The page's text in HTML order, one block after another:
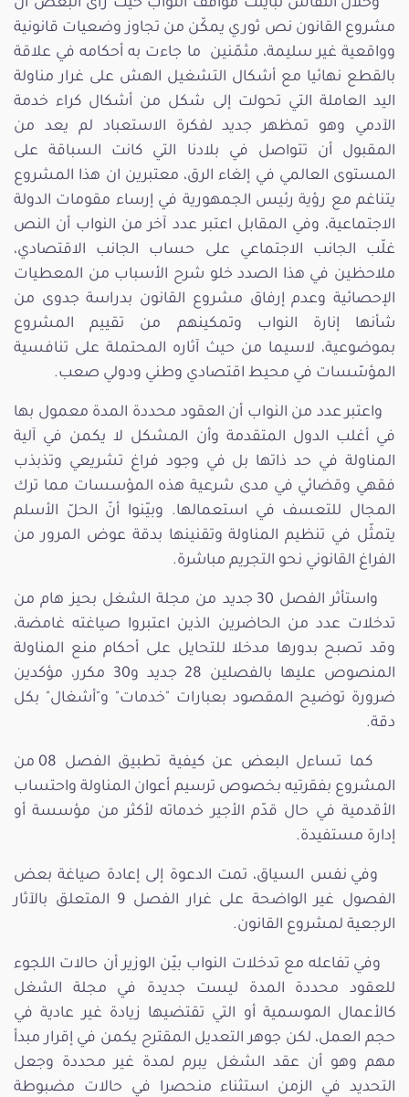
وخلال النقاش تباينت مواقف النواب حيث رأى البعض أن
مشروع القانون نص ثوري يمكّن من تجاوز وضعيات قانونية
وواقعية غير سليمة، مثمّنين ما جاءت به أحكامه في علاقة
بالقطع نهائيا مع أشكال التشغيل الهش على غرار مناولة
اليد العاملة التي تحولت إلى شكل من أشكال كراء خدمة
الآدمي وهو تمظهر جديد لفكرة الاستعباد لم يعد من
المقبول أن تتواصل في بلادنا التي كانت السباقة على
المستوى العالمي في إلغاء الرق، معتبرين ان هذا المشروع
يتناغم مع رؤية رئيس الجمهورية في إرساء مقومات الدولة
الاجتماعية، وفي المقابل اعتبر عدد آخر من النواب أن النص
غلّب الجانب الاجتماعي على حساب الجانب الاقتصادي،
ملاحظين في هذا الصدد خلو شرح الأسباب من المعطيات
الإحصائية وعدم إرفاق مشروع القانون بدراسة جدوى من
شأنها إنارة النواب وتمكينهم من تقييم المشروع
بموضوعية، لاسيما من حيث آثاره المحتملة على تنافسية
المؤسّسات في محيط اقتصادي وطني ودولي صعب.
واعتبر عدد من النواب أن العقود محددة المدة معمول بها
في أغلب الدول المتقدمة وأن المشكل لا يكمن في آلية
المناولة في حد ذاتها بل في وجود فراغ تشريعي وتذبذب
فقهي وقضائي في مدى شرعية هذه المؤسسات مما ترك
المجال للتعسف في استعمالها. وبيّنوا أنّ الحلّ الأسلم
يتمثّل في تنظيم المناولة وتقنينها بدقة عوض المرور من
الفراغ القانوني نحو التجريم مباشرة.
واستأثر الفصل 30 جديد من مجلة الشغل بحيز هام من
تدخلات عدد من الحاضرين الذين اعتبروا صياغته غامضة،
وقد تصبح بدورها مدخلا للتحايل على أحكام منع المناولة
المنصوص عليها بالفصلين 28 جديد و30 مكرر، مؤكدين
ضرورة توضيح المقصود بعبارات "خدمات" و"أشغال" بكل
دقة.
كما تساءل البعض عن كيفية تطبيق الفصل 08 من
المشروع بفقرتيه بخصوص ترسيم أعوان المناولة واحتساب
الأقدمية في حال قدّم الأجير خدماته لأكثر من مؤسسة أو
إدارة مستفيدة.
وفي نفس السياق، تمت الدعوة إلى إعادة صياغة بعض
الفصول غير الواضحة على غرار الفصل 9 المتعلق بالآثار
الرجعية لمشروع القانون.
وفي تفاعله مع تدخلات النواب بيّن الوزير أن حالات اللجوء
للعقود محددة المدة ليست جديدة في مجلة الشغل
كالأعمال الموسمية أو التي تقتضيها زيادة غير عادية في
حجم العمل، لكن جوهر التعديل المقترح يكمن في إقرار مبدأ
مهم وهو أن عقد الشغل يبرم لمدة غير محددة وجعل
التحديد في الزمن استثناء منحصرا في حالات مضبوطة